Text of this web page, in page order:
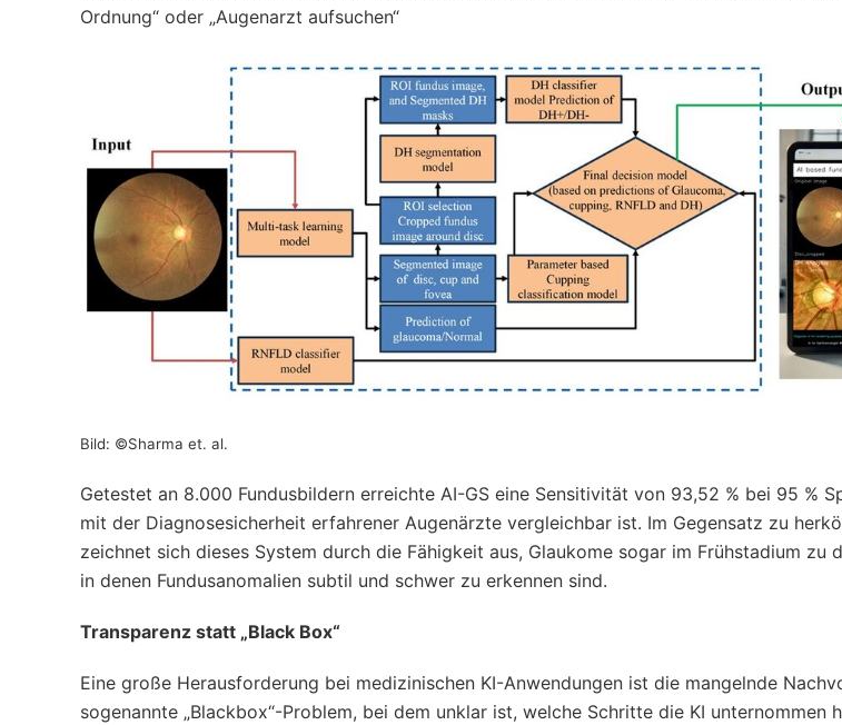
Ordnung“ oder „Augenarzt aufsuchen“
Bild: ©Sharma et. al.
Getestet an 8.000 Fundusbildern erreichte AI-GS eine Sensitivität von 93,52 % bei 95 %
mit der Diagnosesicherheit erfahrener Augenärzte vergleichbar ist. Im Gegensatz zu
zeichnet sich dieses System durch die Fähigkeit aus, Glaukome sogar im Frühstadium zu
in denen Fundusanomalien subtil und schwer zu erkennen sind.
Transparenz statt „Black Box“
Eine große Herausforderung bei medizinischen KI-Anwendungen ist die mangelnde
sogenannte „Blackbox“-Problem, bei dem unklar ist, welche Schritte die KI unternommen